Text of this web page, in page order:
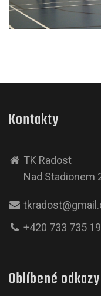
Kontakty
TK Radost
Nad Stadionem
+420 733 735
Oblíbené odkazy